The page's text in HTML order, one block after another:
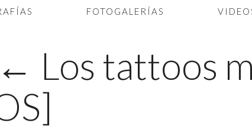
FOTOGALERÍAS
← Los tattoos